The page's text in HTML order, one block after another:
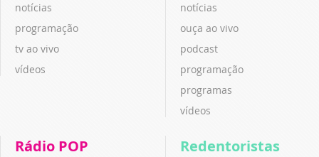
notícias
programação
tv ao vivo
vídeos
notícias
ouça ao vivo
podcast
programação
programas
vídeos
Rádio POP Redentoristas